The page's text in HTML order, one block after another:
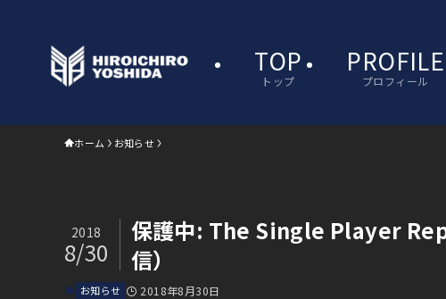
TOP
トップ
PROFILE
プロフィール
ホーム お知らせ
保護中: The Single Player
信）
2018
8/30
お知らせ 2018年8月30日